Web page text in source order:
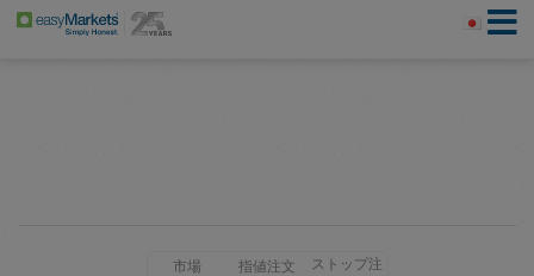
市場 指値注文
ストップ注